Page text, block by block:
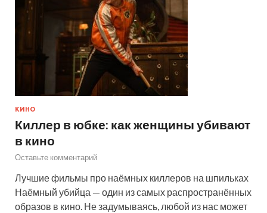
КИНО
Киллер в юбке: как женщины убивают
в кино
Оставьте комментарий
Лучшие фильмы про наёмных киллеров на шпильках
Наёмный убийца — один из самых распространённых
образов в кино. Не задумываясь, любой из нас может